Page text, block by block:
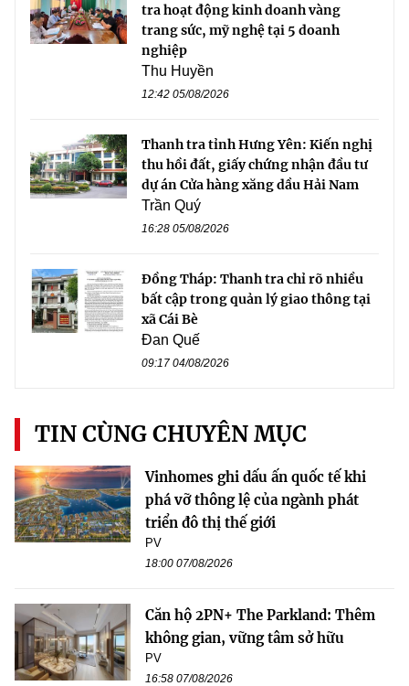
tra hoạt động kinh doanh vàng
trang sức, mỹ nghệ tại 5 doanh
nghiệp
Thu Huyền
12:42 05/08/2026
Thanh tra tỉnh Hưng Yên: Kiến nghị
thu hồi đất, giấy chứng nhận đầu tư
dự án Cửa hàng xăng dầu Hải Nam
Trần Quý
16:28 05/08/2026
Đồng Tháp: Thanh tra chỉ rõ nhiều
bất cập trong quản lý giao thông tại
xã Cái Bè
Đan Quế
09:17 04/08/2026
TIN CÙNG CHUYÊN MỤC
Vinhomes ghi dấu ấn quốc tế khi
phá vỡ thông lệ của ngành phát
triển đô thị thế giới
PV
18:00 07/08/2026
Căn hộ 2PN+ The Parkland: Thêm
không gian, vững tâm sở hữu
PV
16:58 07/08/2026